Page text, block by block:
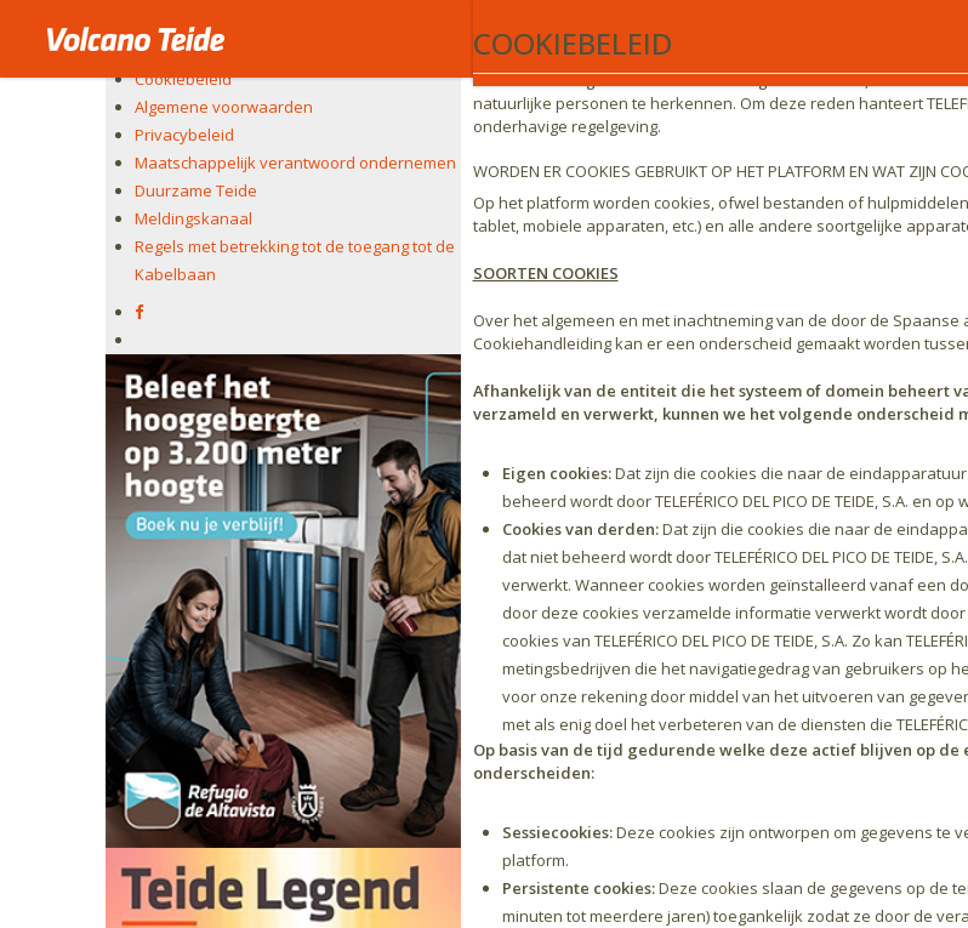
Het bedrijf
Juridische kennisgeving
Cookiebeleid
Algemene voorwaarden
Privacybeleid
Maatschappelijk verantwoord ondernemen
Duurzame Teide
Meldingskanaal
Regels met betrekking tot de toegang tot de
Kabelbaan
COOKIEBELEID
hun apparatuur, applicaties, instrumenten en protocollen, zoals
zoals radiofrequentie-identificatietags. Dit kan sporen
servers ontvangen informatie worden gecombineerd, kunnen
natuurlijke personen te herkennen. Om deze reden hanteert
onderhavige regelgeving.
WORDEN ER COOKIES GEBRUIKT OP HET PLATFORM EN WAT ZIJN
Op het platform worden cookies, ofwel bestanden of
tablet, mobiele apparaten, etc.) en alle andere soortgelijke
SOORTEN COOKIES
Over het algemeen en met inachtneming van de door de
Cookiehandleiding kan er een onderscheid gemaakt worden
Afhankelijk van de entiteit die het systeem of domein beheert
verzameld en verwerkt, kunnen we het volgende onderscheid
Eigen cookies:Dat zijn die cookies die naar de
beheerd wordt door TELEFÉRICO DEL PICO DE TEIDE, S.A.
Cookies van derden:Dat zijn die cookies die naar de
dat niet beheerd wordt door TELEFÉRICO DEL PICO DE
verwerkt. Wanneer cookies worden geïnstalleerd vanaf een
door deze cookies verzamelde informatie verwerkt wordt
cookies van TELEFÉRICO DEL PICO DE TEIDE, S.A. Zo kan
metingsbedrijven die het navigatiegedrag van gebruikers op
voor onze rekening door middel van het uitvoeren van
met als enig doel het verbeteren van de diensten die
Op basis van de tijd gedurende welke deze actief blijven op
onderscheiden:
Sessiecookies:Deze cookies zijn ontworpen om gegevens te
platform.
Persistente cookies:Deze cookies slaan de gegevens op de
minuten tot meerdere jaren) toegankelijk zodat ze door de